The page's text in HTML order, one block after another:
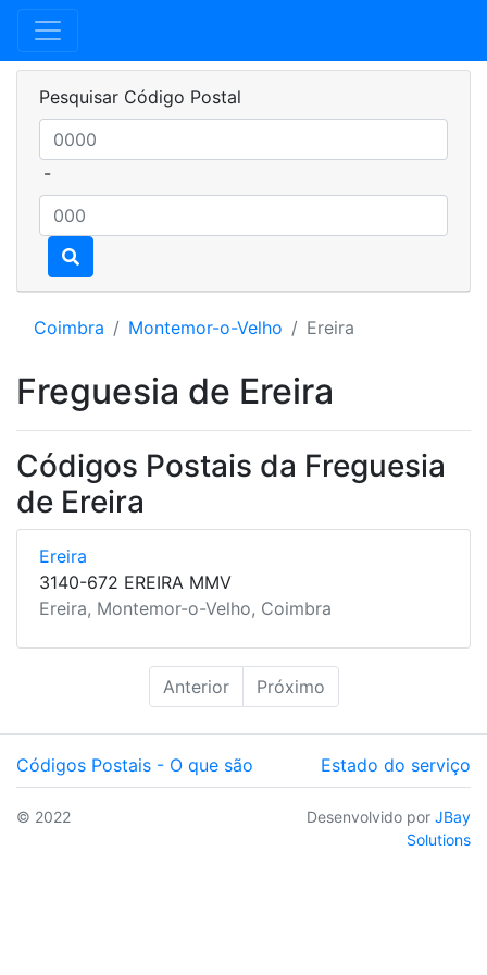
Pesquisar Código Postal
-
Coimbra Montemor-o-Velho Ereira
Freguesia de Ereira
Códigos Postais da Freguesia
de Ereira
Ereira
3140-672 EREIRA MMV
Ereira, Montemor-o-Velho, Coimbra
Anterior Próximo
Códigos Postais - O que são Estado do serviço
© 2022 Desenvolvido por JBay
Solutions